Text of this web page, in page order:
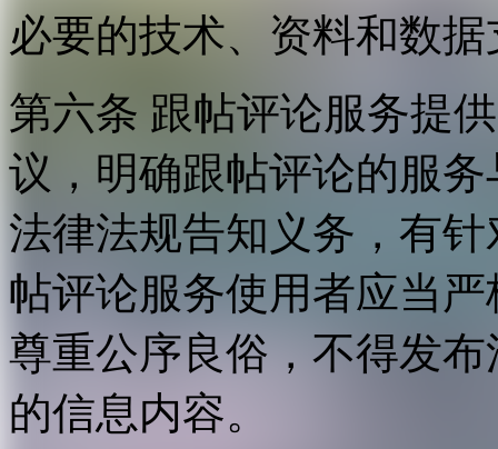
必要的技术、资料和数
第六条 跟帖评论服务提
议，明确跟帖评论的服
法律法规告知义务，有
帖评论服务使用者应当
尊重公序良俗，不得发
的信息内容。